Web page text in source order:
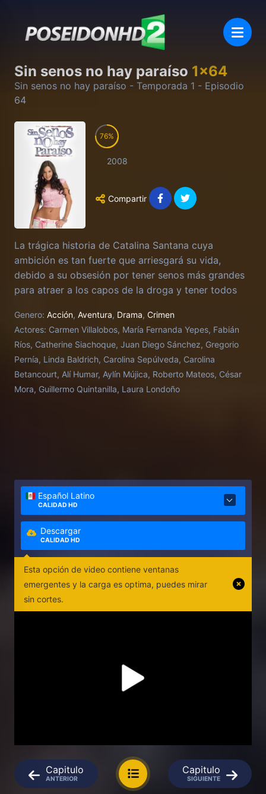
Sin senos no hay paraíso 1x64
Sin senos no hay paraíso - Temporada 1 - Episodio
64
76
2008
Compartir
La trágica historia de Catalina Santana cuya
ambición es tan fuerte que arriesgará su vida,
debido a su obsesión por tener senos más grandes
para atraer a los capos de la droga y tener todos
Genero: Acción, Aventura, Drama, Crimen
Actores: Carmen Villalobos, María Fernanda Yepes, Fabián
Ríos, Catherine Siachoque, Juan Diego Sánchez, Gregorio
Pernía, Linda Baldrich, Carolina Sepúlveda, Carolina
Betancourt, Alí Humar, Aylín Mújica, Roberto Mateos, César
Mora, Guillermo Quintanilla, Laura Londoño
Español Latino
CALIDAD HD
Descargar
CALIDAD HD
Esta opción de video contiene ventanas
emergentes y la carga es optima, puedes mirar
sin cortes.
Capitulo
ANTERIOR
Capitulo
SIGUIENTE